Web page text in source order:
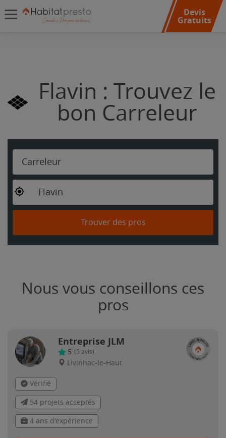
Devis
Gratuits
Flavin : Trouvez le
bon Carreleur
Carreleur
Flavin
Trouver des pros
Nous vous conseillons ces
pros
Entreprise JLM
5 (5 avis)
Livinhac-le-Haut
Vérifié
54 projets acceptés
4 ans d'expérience